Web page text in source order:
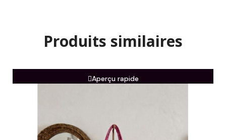
Produits similaires
Aperçu rapide